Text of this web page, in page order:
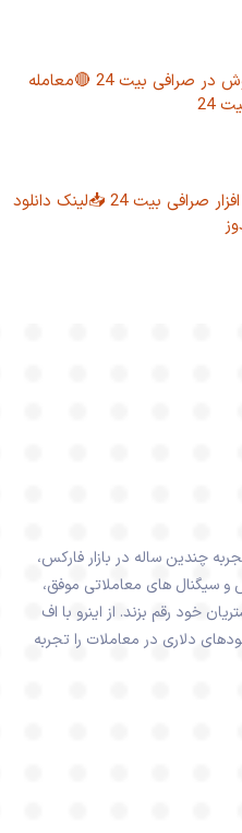
آموزش خرید و فروش در صرافی بیت 24 🔴معامله
24
راهنمای دانلود نرم افزار صرافی بیت 24 📥لینک دانلود
چندین ساله در بازار فارکس،
و سیگنال های معاملاتی موفق،
خود رقم بزند. از اینرو با اف
دلاری در معاملات را تجربه